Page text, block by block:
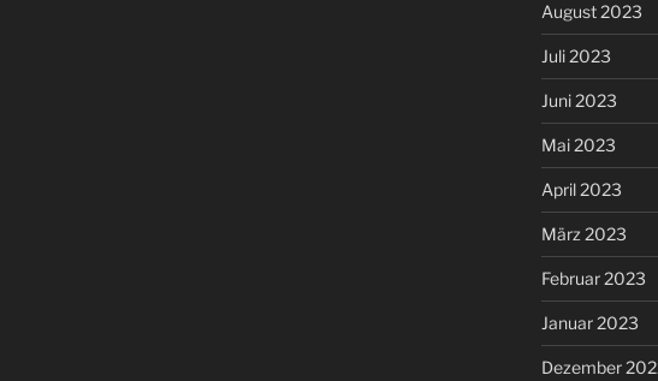
August 2023
Juli 2023
Juni 2023
Mai 2023
April 2023
März 2023
Februar 2023
Januar 2023
Dezember